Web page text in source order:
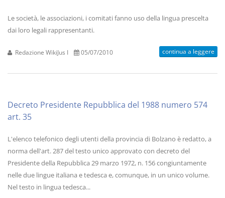
Le società, le associazioni, i comitati fanno uso della lingua prescelta
dai loro legali rappresentanti.
Redazione WikiJus I 05/07/2010 continua a leggere
Decreto Presidente Repubblica del 1988 numero 574
art. 35
L'elenco telefonico degli utenti della provincia di Bolzano è redatto, a
norma dell'art. 287 del testo unico approvato con decreto del
Presidente della Repubblica 29 marzo 1972, n. 156 congiuntamente
nelle due lingue italiana e tedesca e, comunque, in un unico volume.
Nel testo in lingua tedesca...